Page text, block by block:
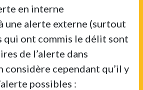
en interne
une alerte externe (surtout
qui ont commis le délit sont
de l’alerte dans
considère cependant qu’il y
possibles :